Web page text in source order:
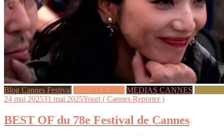
Blog Cannes Festival CANNES 2025 MÉDIAS CANNES STARS
24 mai 202531 mai 2025Youri ( Cannes Reporter )
BEST OF du 78e Festival de Cannes